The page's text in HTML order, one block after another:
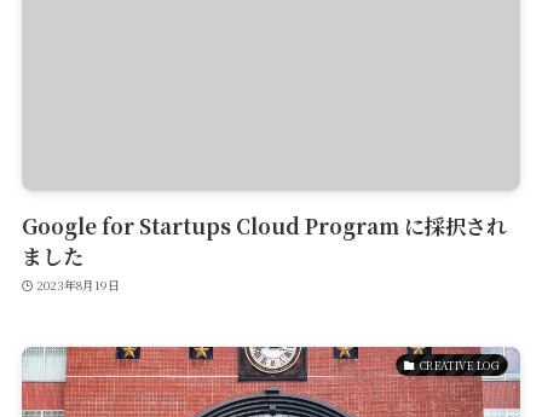
Google for Startups Cloud Program に採択され
ました
2023年8月19日
CREATIVE LOG